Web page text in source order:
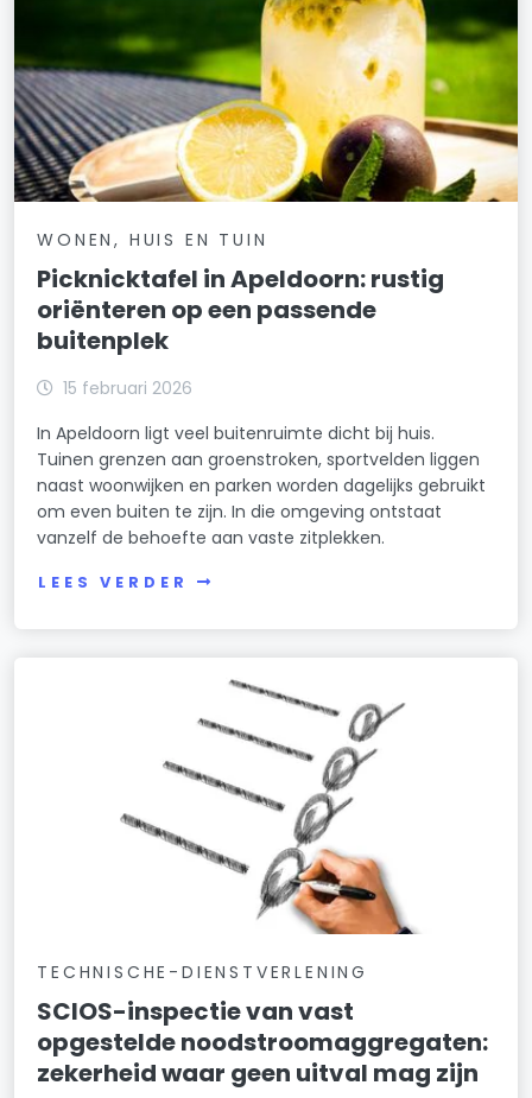
WONEN, HUIS EN TUIN
Picknicktafel in Apeldoorn: rustig
oriënteren op een passende
buitenplek
15 februari 2026
In Apeldoorn ligt veel buitenruimte dicht bij huis.
Tuinen grenzen aan groenstroken, sportvelden liggen
naast woonwijken en parken worden dagelijks gebruikt
om even buiten te zijn. In die omgeving ontstaat
vanzelf de behoefte aan vaste zitplekken.
LEES VERDER
TECHNISCHE-DIENSTVERLENING
SCIOS-inspectie van vast
opgestelde noodstroomaggregaten:
zekerheid waar geen uitval mag zijn